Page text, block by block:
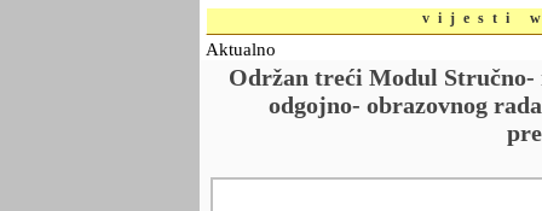
vijesti
Aktualno
Održan treći Modul Stručno-
odgojno- obrazovnog